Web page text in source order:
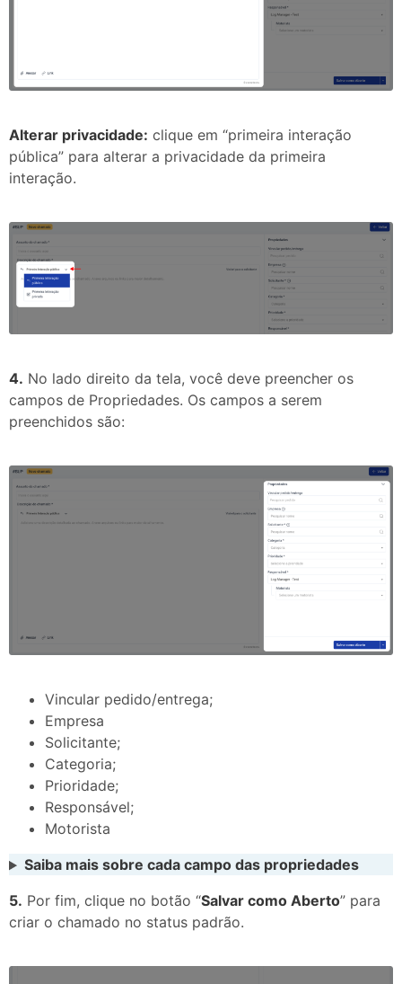
Alterar privacidade: clique em “primeira interação
pública” para alterar a privacidade da primeira
interação.
4. No lado direito da tela, você deve preencher os
campos de Propriedades. Os campos a serem
preenchidos são:
Vincular pedido/entrega;
Empresa
Solicitante;
Categoria;
Prioridade;
Responsável;
Motorista
Saiba mais sobre cada campo das propriedades
5. Por fim, clique no botão “Salvar como Aberto” para
criar o chamado no status padrão.